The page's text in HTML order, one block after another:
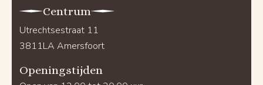
Centrum
Utrechtsestraat 11
3811LA Amersfoort
Openingstijden